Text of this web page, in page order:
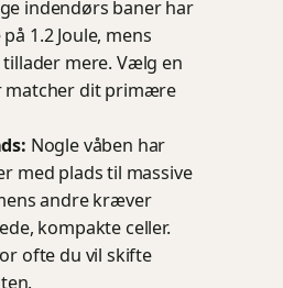
indendørs baner har
1.2 Joule, mens
mere. Vælg en
matcher dit primære
Nogle våben har
med plads til massive
andre kræver
kompakte celler.
ofte du vil skifte